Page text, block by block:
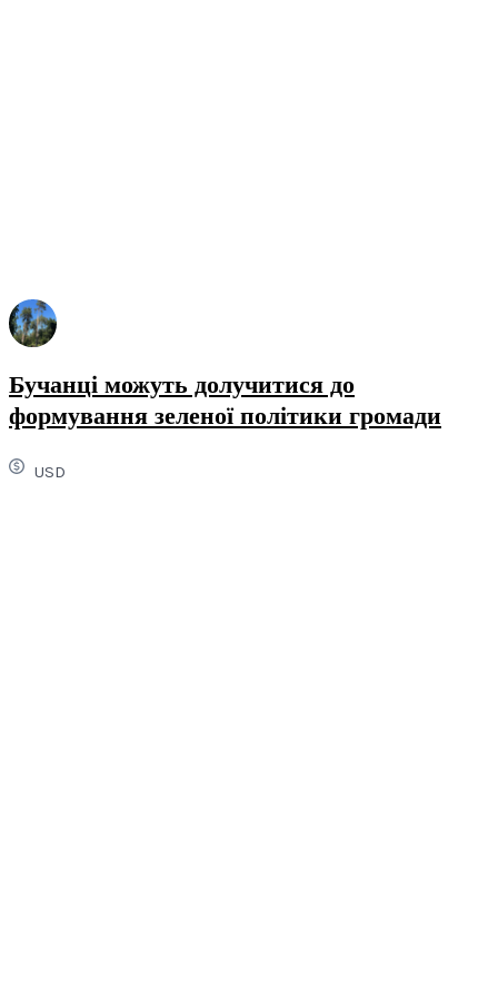
Бучанці можуть долучитися до
формування зеленої політики громади
USD